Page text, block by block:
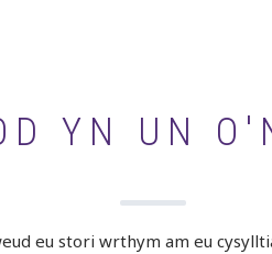
YN UN
eu stori wrthym am eu